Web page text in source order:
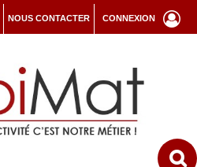
CONNEXION
NOUS CONTACTER